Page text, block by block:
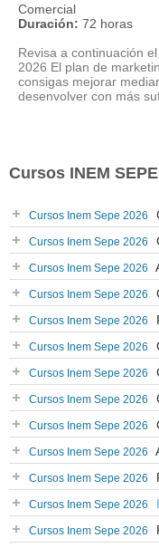
Comercial
Duración: 72 horas
Revisa a continuación
2026 El plan de
consigas mejorar
desenvolver con más
Cursos INEM
Cursos Inem Sepe 2026
Cursos Inem Sepe 2026
Cursos Inem Sepe 2026
Cursos Inem Sepe 2026
Cursos Inem Sepe 2026
Cursos Inem Sepe 2026
Cursos Inem Sepe 2026
Cursos Inem Sepe 2026
Cursos Inem Sepe 2026
Cursos Inem Sepe 2026
Cursos Inem Sepe 2026
Cursos Inem Sepe 2026
Cursos Inem Sepe 2026